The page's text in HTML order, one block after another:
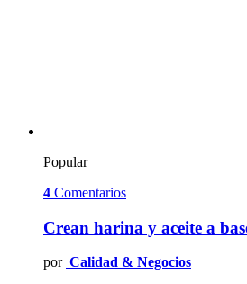
Popular
4 Comentarios
Crean harina y aceite a
por Calidad & Negocios